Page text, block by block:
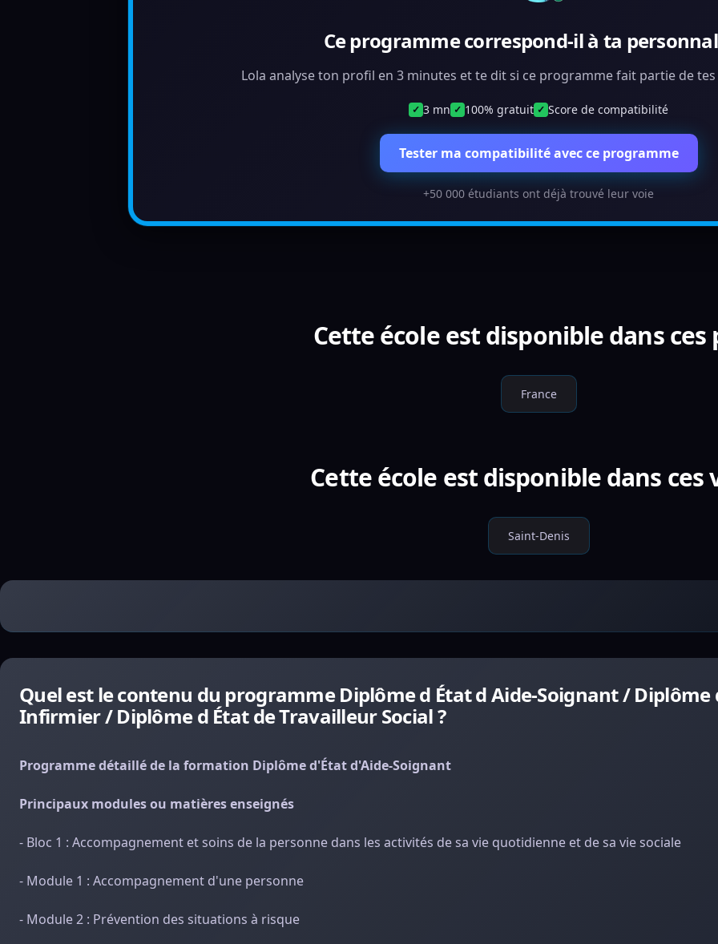
Ce programme correspond-il à ta
Lola analyse ton profil en 3 minutes et te dit si ce programme fait partie de
✓ 3 mn ✓ 100% gratuit ✓ Score de compatibilité
Tester ma compatibilité avec ce programme
+50 000 étudiants ont déjà trouvé leur voie
Cette école est disponible dans ces
France
Cette école est disponible dans ces
Saint-Denis
Quel est le contenu du programme Diplôme d État d Aide-Soignant / Diplôme
Infirmier / Diplôme d État de Travailleur Social ?
Programme détaillé de la formation Diplôme d'État d'Aide-Soignant
Principaux modules ou matières enseignés
- Bloc 1 : Accompagnement et soins de la personne dans les activités de sa vie quotidienne et de sa vie sociale
- Module 1 : Accompagnement d'une personne
- Module 2 : Prévention des situations à risque